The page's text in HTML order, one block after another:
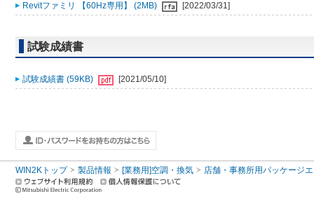
Revitファミリ 【60Hz専用】 (2MB)
[2022/03/31]
試験成績書
試験成績書 (59KB) [2021/05/10]
WIN2Kトップ 製品情報 [業務用]空調・換気 店舗・事務所用パッケージ